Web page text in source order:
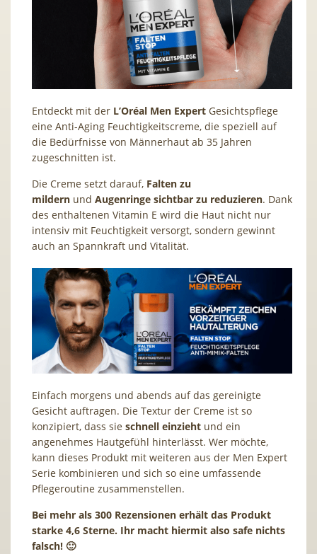
Entdeckt mit der L’Oréal Men Expert Gesichtspflege
eine Anti-Aging Feuchtigkeitscreme, die speziell auf
die Bedürfnisse von Männerhaut ab 35 Jahren
zugeschnitten ist.
Die Creme setzt darauf, Falten zu
mildern und Augenringe sichtbar zu reduzieren. Dank
des enthaltenen Vitamin E wird die Haut nicht nur
intensiv mit Feuchtigkeit versorgt, sondern gewinnt
auch an Spannkraft und Vitalität.
Einfach morgens und abends auf das gereinigte
Gesicht auftragen. Die Textur der Creme ist so
konzipiert, dass sie schnell einzieht und ein
angenehmes Hautgefühl hinterlässt. Wer möchte,
kann dieses Produkt mit weiteren aus der Men Expert
Serie kombinieren und sich so eine umfassende
Pflegeroutine zusammenstellen.
Bei mehr als 300 Rezensionen erhält das Produkt
starke 4,6 Sterne. Ihr macht hiermit also safe nichts
falsch! 🙂